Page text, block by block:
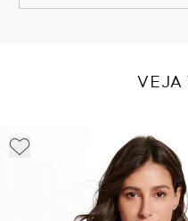
VEJA